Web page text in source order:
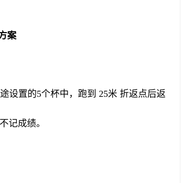
案
设置的5个杯中，跑到 25米 折返点后返
记成绩。